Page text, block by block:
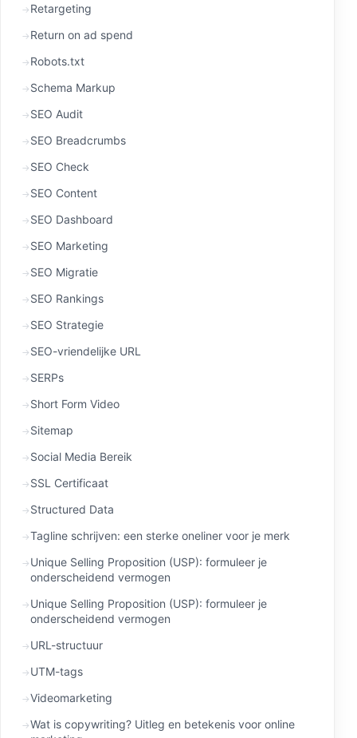
Retargeting
Return on ad spend
Robots.txt
Schema Markup
SEO Audit
SEO Breadcrumbs
SEO Check
SEO Content
SEO Dashboard
SEO Marketing
SEO Migratie
SEO Rankings
SEO Strategie
SEO-vriendelijke URL
SERPs
Short Form Video
Sitemap
Social Media Bereik
SSL Certificaat
Structured Data
Tagline schrijven: een sterke oneliner voor je merk
Unique Selling Proposition (USP): formuleer je
onderscheidend vermogen
Unique Selling Proposition (USP): formuleer je
onderscheidend vermogen
URL-structuur
UTM-tags
Videomarketing
Wat is copywriting? Uitleg en betekenis voor online